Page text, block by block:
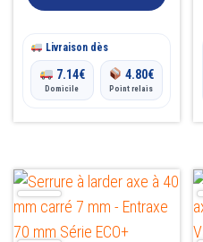
8.00€
Livraison dès
7.14€
Domicile
4.80€
Point relais
Ce
produit
a